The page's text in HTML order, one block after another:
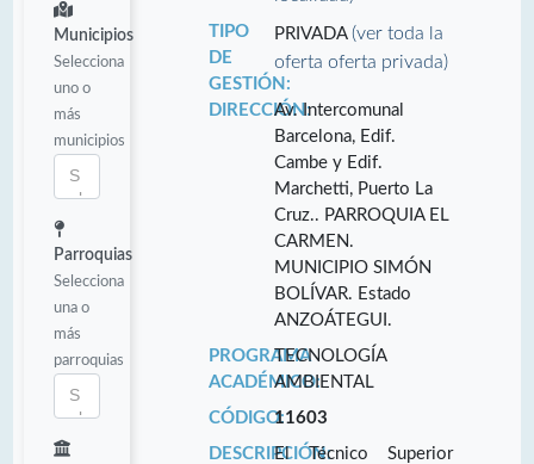
Municipios
Selecciona
uno o
más
municipios
Parroquias
Selecciona
una o
más
parroquias
TIPO
DE
GESTIÓN:
PRIVADA(ver toda la
oferta oferta privada)
DIRECCIÓN:Av. Intercomunal
Barcelona, Edif.
Cambe y Edif.
Marchetti, Puerto La
Cruz.. PARROQUIA EL
CARMEN.
MUNICIPIO SIMÓN
BOLÍVAR. Estado
ANZOÁTEGUI.
PROGRAMA
ACADÉMICO:
TECNOLOGÍA
AMBIENTAL
CÓDIGO:11603
DESCRIPCIÓN:El Técnico Superior